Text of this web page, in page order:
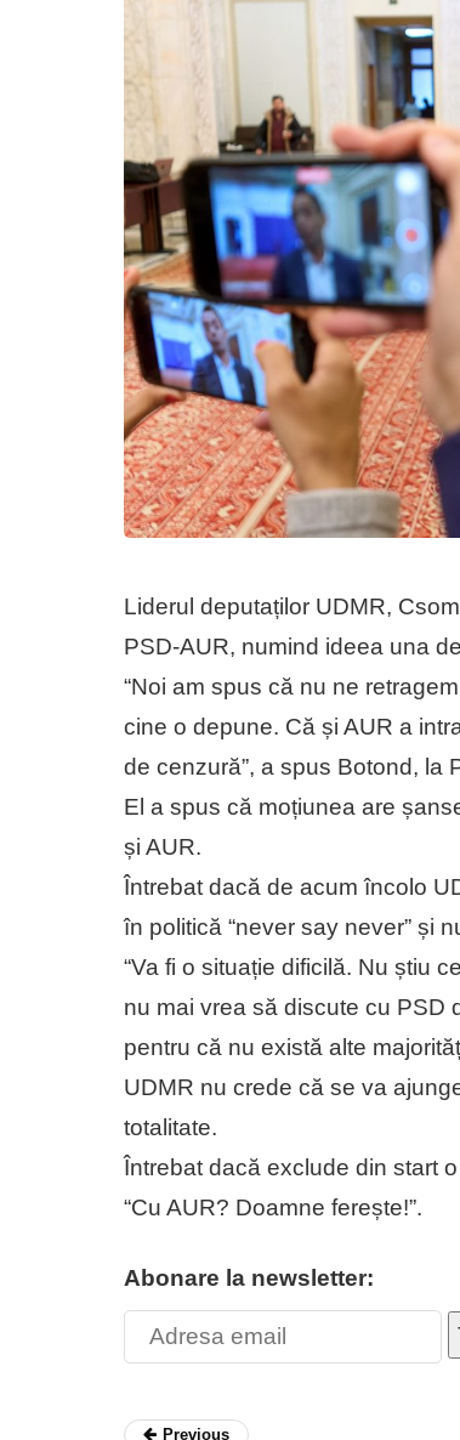
Liderul deputaților UDMR,
PSD-AUR, numind ideea una
“Noi am spus că nu ne
cine o depune. Că și AUR a
de cenzură”, a spus Botond, la
El a spus că moțiunea are
și AUR.
Întrebat dacă de acum încolo
în politică “never say never” și
“Va fi o situație dificilă. Nu știu
nu mai vrea să discute cu PSD
pentru că nu există alte
UDMR nu crede că se va
totalitate.
Întrebat dacă exclude din start
“Cu AUR? Doamne ferește!”.
Abonare la newsletter:
Previous